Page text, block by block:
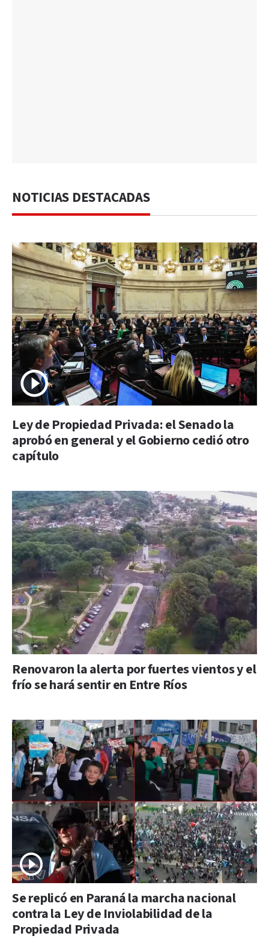
NOTICIAS DESTACADAS
Ley de Propiedad Privada: el Senado la
aprobó en general y el Gobierno cedió otro
capítulo
Renovaron la alerta por fuertes vientos y el
frío se hará sentir en Entre Ríos
Se replicó en Paraná la marcha nacional
contra la Ley de Inviolabilidad de la
Propiedad Privada